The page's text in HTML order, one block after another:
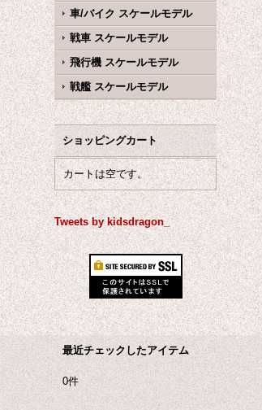
車/バイク スケールモデル
戦車 スケールモデル
飛行機 スケールモデル
戦艦 スケールモデル
ショッピングカート
カートは空です。
Tweets by kidsdragon_
最近チェックしたアイテム
0件